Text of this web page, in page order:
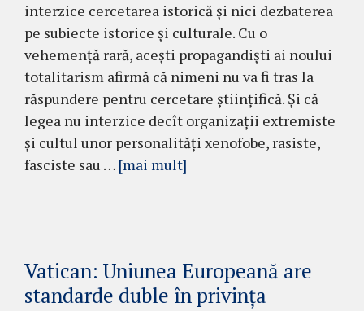
interzice cercetarea istorică și nici dezbaterea
pe subiecte istorice și culturale. Cu o
vehemență rară, acești propagandiști ai noului
totalitarism afirmă că nimeni nu va fi tras la
răspundere pentru cercetare științifică. Și că
legea nu interzice decît organizații extremiste
și cultul unor personalități xenofobe, rasiste,
fasciste sau … [mai mult]
Vatican: Uniunea Europeană are
standarde duble în privința